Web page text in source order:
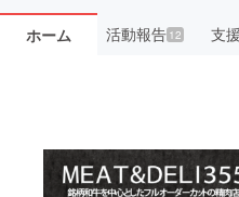
ホーム 活動報告12 支